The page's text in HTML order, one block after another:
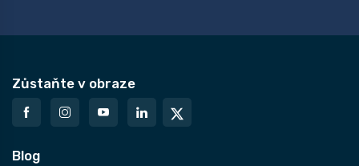
Zůstaňte v obraze
Blog